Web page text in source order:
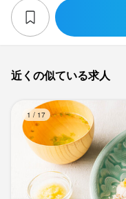
近くの似ている求人
1 / 17